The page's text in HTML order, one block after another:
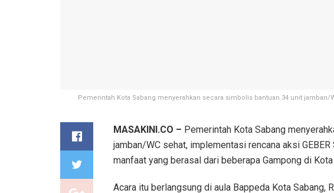
Pemerintah Kota Sabang menyerahkan secara simbolis bantuan 34 unit jamban/
MASAKINI.CO – Pemerintah Kota Sabang
jamban/WC sehat, implementasi rencana aksi
manfaat yang berasal dari beberapa Gampong di Kota
Acara itu berlangsung di aula Bappeda Kota Sabang,